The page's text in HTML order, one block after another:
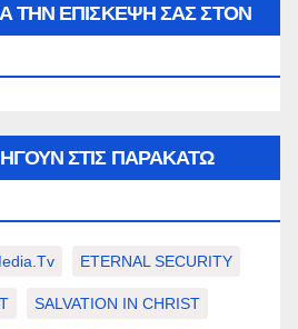
ΤΗΝ ΕΠΙΣΚΕΨΗ ΣΑΣ ΣΤΟΝ
ΣΤΙΣ ΠΑΡΑΚΆΤΩ
ETERNAL SECURITY
SALVATION IN CHRIST